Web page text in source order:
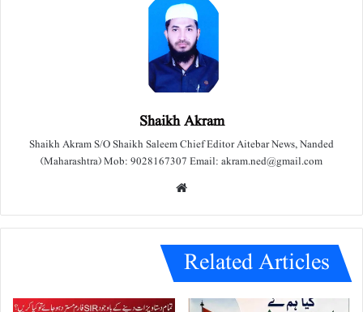
Shaikh Akram
Shaikh Akram S/O Shaikh Saleem Chief Editor Aitebar News, Nanded
(Maharashtra) Mob: 9028167307 Email: akram.ned@gmail.com
e
Related Articles